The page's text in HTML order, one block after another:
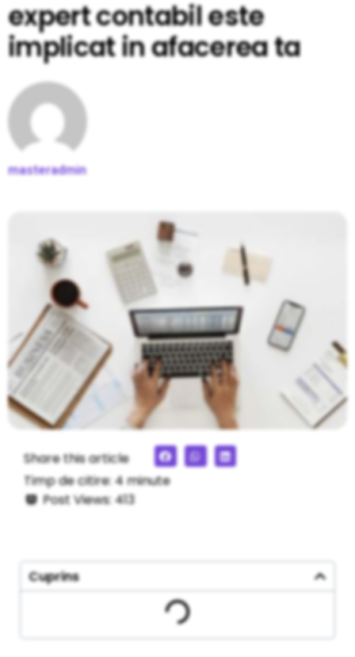
expert contabil este
implicat in afacerea ta
masteradmin
Share this article
Timp de citire: 4minute
Post Views: 413
Cuprins